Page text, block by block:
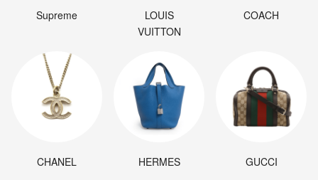
Supreme
LOUIS
VUITTON
COACH
CHANEL HERMES GUCCI